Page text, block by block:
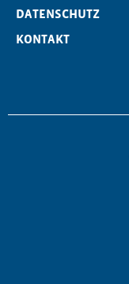
DATENSCHUTZ
KONTAKT